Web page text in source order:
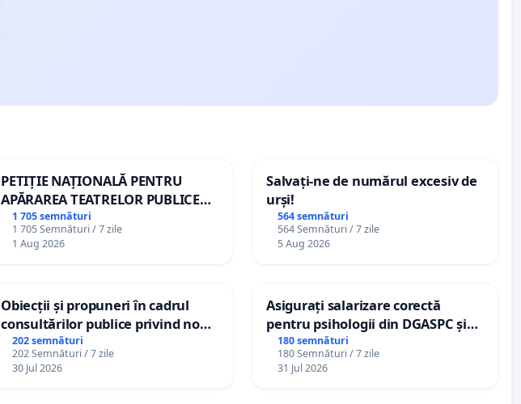
PETIȚIE NAȚIONALĂ PENTRU
APĂRAREA TEATRELOR PUBLICE
DE REPERTORIU DIN ROMÂNIA
1 705 semnături
1 705 Semnături / 7 zile
1 Aug 2026
Salvați-ne de numărul excesiv de
urși!
564 semnături
564 Semnături / 7 zile
5 Aug 2026
Obiecții și propuneri în cadrul
consultărilor publice privind noul
Plan Urbanistic General (PUG)
Ialoveni
202 semnături
202 Semnături / 7 zile
30 Jul 2026
Asigurați salarizare corectă
pentru psihologii din DGASPC și
spitale
180 semnături
180 Semnături / 7 zile
31 Jul 2026